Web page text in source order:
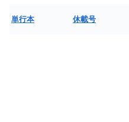
単行本 休載号